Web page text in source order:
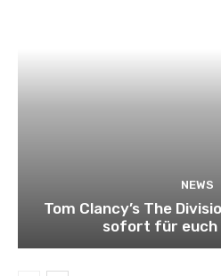
NEWS
Tom Clancy’s The
sofort für euch